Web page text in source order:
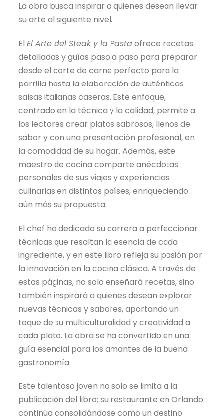
La obra busca inspirar a quienes desean llevar
su arte al siguiente nivel.
ElEl Arte del Steak y la Pastaofrece recetas
detalladas y guías paso a paso para preparar
desde el corte de carne perfecto para la
parrilla hasta la elaboración de auténticas
salsas italianas caseras. Este enfoque,
centrado en la técnica y la calidad, permite a
los lectores crear platos sabrosos, llenos de
sabor y con una presentación profesional, en
la comodidad de su hogar. Además, este
maestro de cocina comparte anécdotas
personales de sus viajes y experiencias
culinarias en distintos países, enriqueciendo
aún más su propuesta.
El chef ha dedicado su carrera a perfeccionar
técnicas que resaltan la esencia de cada
ingrediente, y en este libro refleja su pasión por
la innovación en la cocina clásica. A través de
estas páginas, no solo enseñará recetas, sino
también inspirará a quienes desean explorar
nuevas técnicas y sabores, aportando un
toque de su multiculturalidad y creatividad a
cada plato. La obra se ha convertido en una
guía esencial para los amantes de la buena
gastronomía.
Este talentoso joven no solo se limita a la
publicación del libro; su restaurante en Orlando
continúa consolidándose como un destino